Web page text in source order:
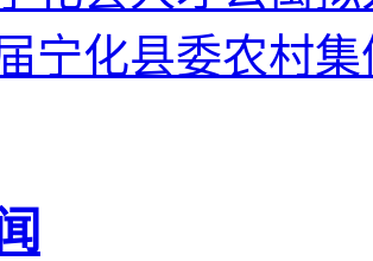
宁化县委农村